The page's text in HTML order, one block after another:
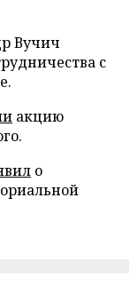
Вучич
с
акцию
о